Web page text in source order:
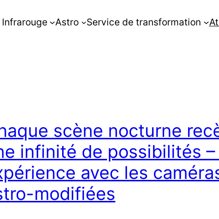
Infrarouge Astro Service de transformation
scène nocturne
infinité de possibilités –
avec les
modifiées